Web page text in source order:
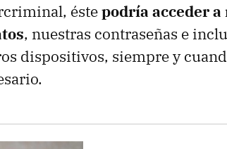
éstepodría acceder
, nuestras contraseñas e
dispositivos, siempre y